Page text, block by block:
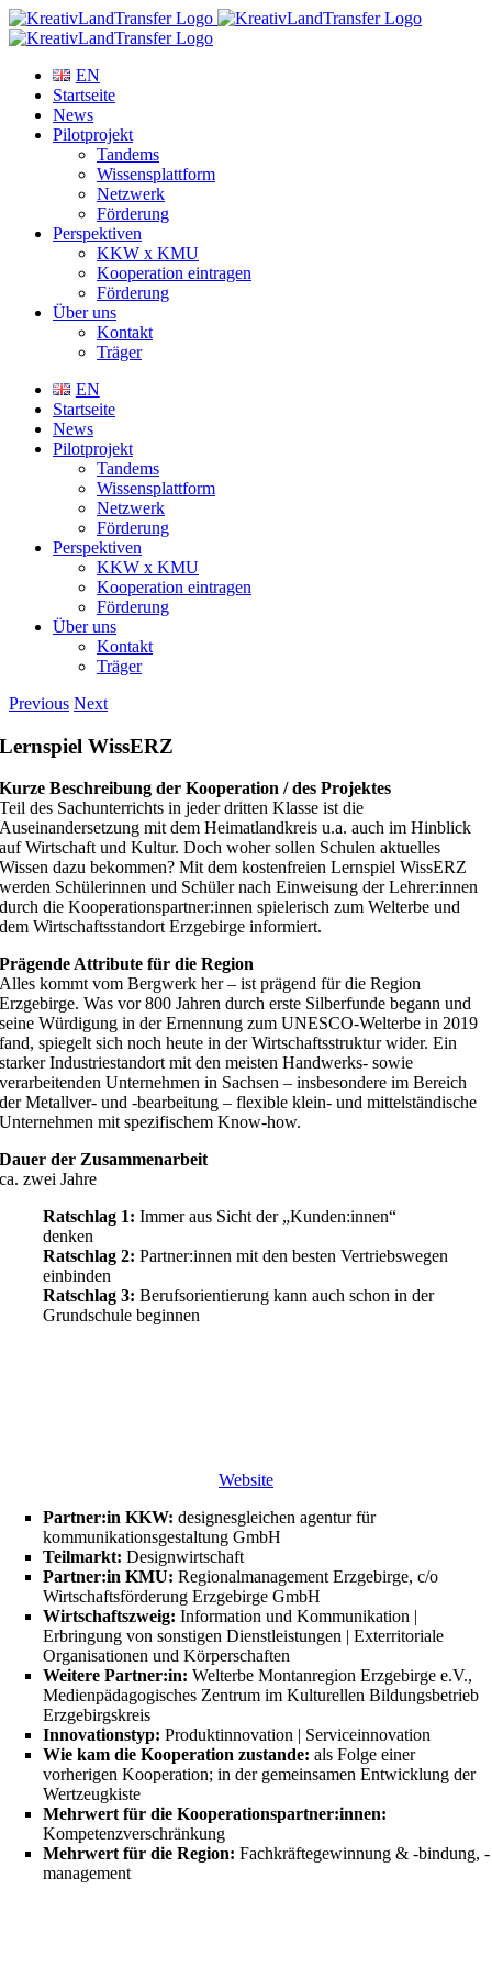
Zum
Inhalt
EN
Startseite
News
Pilotprojekt
Tandems
Wissensplattform
Netzwerk
Förderung
Perspektiven
KKW x KMU
Kooperation eintragen
Förderung
Über uns
Kontakt
Träger
EN
Startseite
News
Pilotprojekt
Tandems
Wissensplattform
Netzwerk
Förderung
Perspektiven
KKW x KMU
Kooperation eintragen
Förderung
Über uns
Kontakt
Träger
Previous Next
Lernspiel WissERZ
Kurze Beschreibung der Kooperation / des Projektes
Teil des Sachunterrichts in jeder dritten Klasse ist die
Auseinandersetzung mit dem Heimatlandkreis u.a. auch im Hinblick
auf Wirtschaft und Kultur. Doch woher sollen Schulen aktuelles
Wissen dazu bekommen? Mit dem kostenfreien Lernspiel WissERZ
werden Schülerinnen und Schüler nach Einweisung der Lehrer:innen
durch die Kooperationspartner:innen spielerisch zum Welterbe und
dem Wirtschaftsstandort Erzgebirge informiert.
Prägende Attribute für die Region
Alles kommt vom Bergwerk her – ist prägend für die Region
Erzgebirge. Was vor 800 Jahren durch erste Silberfunde begann und
seine Würdigung in der Ernennung zum UNESCO-Welterbe in 2019
fand, spiegelt sich noch heute in der Wirtschaftsstruktur wider. Ein
starker Industriestandort mit den meisten Handwerks- sowie
verarbeitenden Unternehmen in Sachsen – insbesondere im Bereich
der Metallver- und -bearbeitung – flexible klein- und mittelständische
Unternehmen mit spezifischem Know-how.
Dauer der Zusammenarbeit
ca. zwei Jahre
Ratschlag 1: Immer aus Sicht der „Kunden:innen“
denken
Ratschlag 2: Partner:innen mit den besten Vertriebswegen
einbinden
Ratschlag 3: Berufsorientierung kann auch schon in der
Grundschule beginnen
Website
Partner:in KKW: designesgleichen agentur für
kommunikationsgestaltung GmbH
Teilmarkt: Designwirtschaft
Partner:in KMU: Regionalmanagement Erzgebirge, c/o
Wirtschaftsförderung Erzgebirge GmbH
Wirtschaftszweig:Information und Kommunikation |
Erbringung von sonstigen Dienstleistungen | Exterritoriale
Organisationen und Körperschaften
Weitere Partner:in:Welterbe Montanregion Erzgebirge e.V.,
Medienpädagogisches Zentrum im Kulturellen Bildungsbetrieb
Erzgebirgskreis
Innovationstyp: Produktinnovation | Serviceinnovation
Wie kam die Kooperation zustande: als Folge einer
vorherigen Kooperation; in der gemeinsamen Entwicklung der
Wertzeugkiste
Mehrwert für die Kooperationspartner:innen:
Kompetenzverschränkung
Mehrwert für die Region: Fachkräftegewinnung & -bindung, -
management